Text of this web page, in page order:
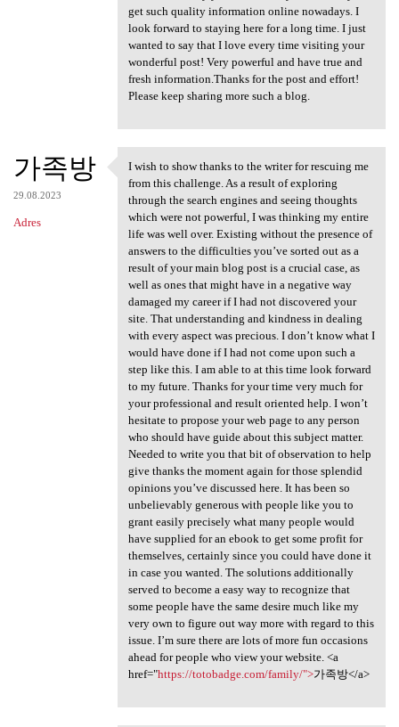
get such quality information online nowadays. I
look forward to staying here for a long time. I just
wanted to say that I love every time visiting your
wonderful post! Very powerful and have true and
fresh information.Thanks for the post and effort!
Please keep sharing more such a blog.
가족방
29.08.2023
Adres
I wish to show thanks to the
I wish to show thanks to the writer for rescuing me
from this challenge. As a result of exploring
through the search engines and seeing thoughts
which were not powerful, I was thinking my entire
life was well over. Existing without the presence of
answers to the difficulties you’ve sorted out as a
result of your main blog post is a crucial case, as
well as ones that might have in a negative way
damaged my career if I had not discovered your
site. That understanding and kindness in dealing
with every aspect was precious. I don’t know what I
would have done if I had not come upon such a
step like this. I am able to at this time look forward
to my future. Thanks for your time very much for
your professional and result oriented help. I won’t
hesitate to propose your web page to any person
who should have guide about this subject matter.
Needed to write you that bit of observation to help
give thanks the moment again for those splendid
opinions you’ve discussed here. It has been so
unbelievably generous with people like you to
grant easily precisely what many people would
have supplied for an ebook to get some profit for
themselves, certainly since you could have done it
in case you wanted. The solutions additionally
served to become a easy way to recognize that
some people have the same desire much like my
very own to figure out way more with regard to this
issue. I’m sure there are lots of more fun occasions
ahead for people who view your website. <a
href="https://totobadge.com/family/">가족방</a>